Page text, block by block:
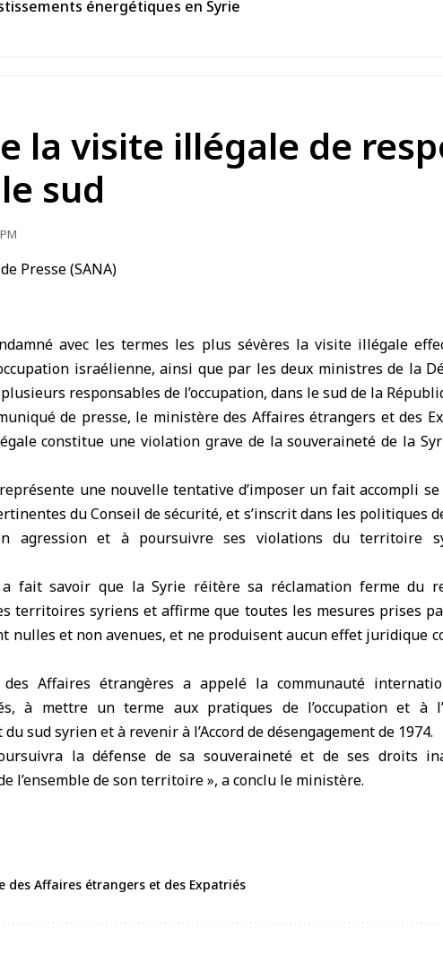
énergétiques en Syrie
la visite illégale de
sud
avec les termes les plus sévères la visite illégale
israélienne, ainsi que par les deux ministres de la
responsables de l’occupation, dans le sud de la
de presse, le ministère des Affaires étrangers et des
constitue une violation grave de la souveraineté de la
une nouvelle tentative d’imposer un fait accompli
du Conseil de sécurité, et s’inscrit dans les politiques
agression et à poursuivre ses violations du territoire
fait savoir que la Syrie réitère sa réclamation ferme du
territoires syriens et affirme que toutes les mesures prises
nulles et non avenues, et ne produisent aucun effet juridique
Affaires étrangères a appelé la communauté
à mettre un terme aux pratiques de l’occupation et à
sud syrien et à revenir à l’Accord de désengagement de 1974.
la défense de sa souveraineté et de ses droits
l’ensemble de son territoire », a conclu le ministère.
des Affaires étrangers et des Expatriés